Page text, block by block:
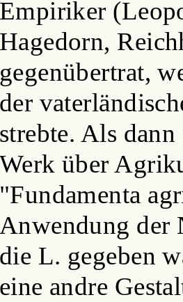
Empiriker
Hagedorn,
gegenübertrat,
der
strebte. Als
Werk über
"Fundamenta
Anwendung der
die L. gegeben
eine andre